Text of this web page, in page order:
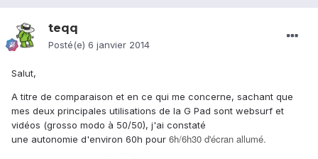
teqq
Posté(e) 6 janvier 2014
Salut,
A titre de comparaison et en ce qui me concerne, sachant que
mes deux principales utilisations de la G Pad sont websurf et
vidéos (grosso modo à 50/50), j'ai constaté
une autonomie d'environ 60h pour 6h/6h30 d'écran allumé.